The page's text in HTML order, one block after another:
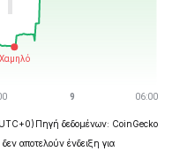
Πηγή δεδομένων: CoinGecko
αποτελούν ένδειξη για